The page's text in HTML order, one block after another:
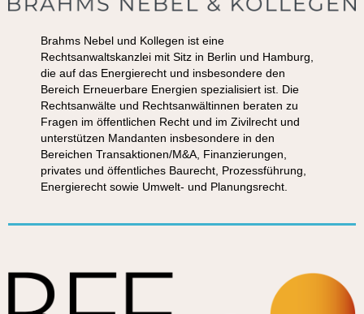
Brahms Nebel und Kollegen ist eine
Rechtsanwaltskanzlei mit Sitz in Berlin und Hamburg,
die auf das Energierecht und insbesondere den
Bereich Erneuerbare Energien spezialisiert ist. Die
Rechtsanwälte und Rechtsanwältinnen beraten zu
Fragen im öffentlichen Recht und im Zivilrecht und
unterstützen Mandanten insbesondere in den
Bereichen Transaktionen/M&A, Finanzierungen,
privates und öffentliches Baurecht, Prozessführung,
Energierecht sowie Umwelt- und Planungsrecht.